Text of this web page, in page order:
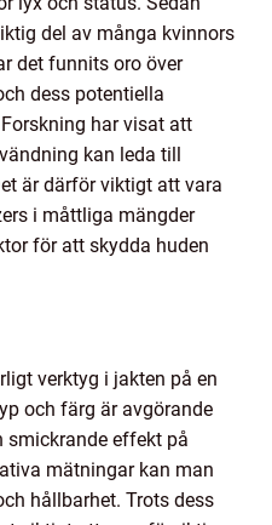
del av många kvinnors
det funnits oro över
dess potentiella
har visat att
kan leda till
är därför viktigt att vara
i måttliga mängder
för att skydda huden
verktyg i jakten på en
och färg är avgörande
smickrande effekt på
mätningar kan man
hållbarhet. Trots dess